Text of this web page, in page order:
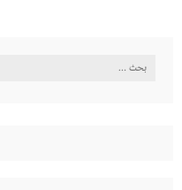
البحث